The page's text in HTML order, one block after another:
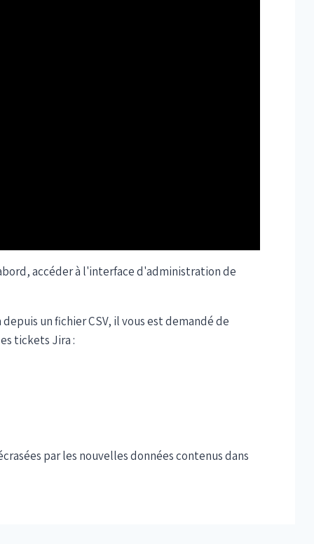
accéder à l'interface d'administration de
un fichier CSV, il vous est demandé de
tickets Jira :
par les nouvelles données contenus dans